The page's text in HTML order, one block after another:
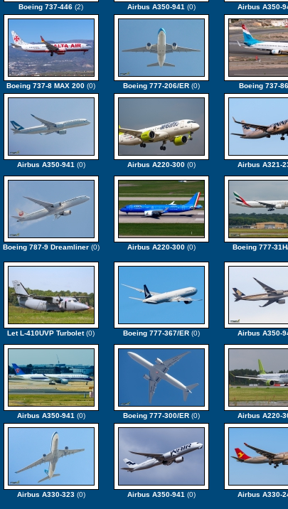
Boeing 737-446 (2) Airbus A350-941 (0) Airbus A350-
Boeing 737-8 MAX 200 (0) Boeing 777-206/ER (0) Boeing 737-
Airbus A350-941 (0) Airbus A220-300 (0) Airbus A321-
Boeing 787-9 Dreamliner (0) Airbus A220-300 (0) Boeing 777-
Let L-410UVP Turbolet (0) Boeing 777-367/ER (0) Airbus A350-
Airbus A350-941 (0) Boeing 777-300/ER (0) Airbus A220-
Airbus A330-323 (0) Airbus A350-941 (0) Airbus A330-